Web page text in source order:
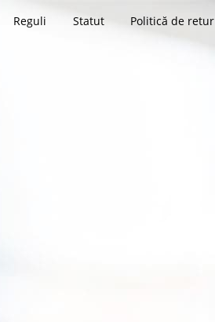
Reguli Statut Politică de retur